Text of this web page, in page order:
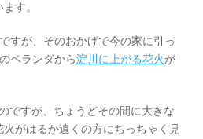
す。
すが、そのおかげで今の家に引っ
ベランダから淀川に上がる花火が
ですが、ちょうどその間に大きな
がはるか遠くの方にちっちゃく見